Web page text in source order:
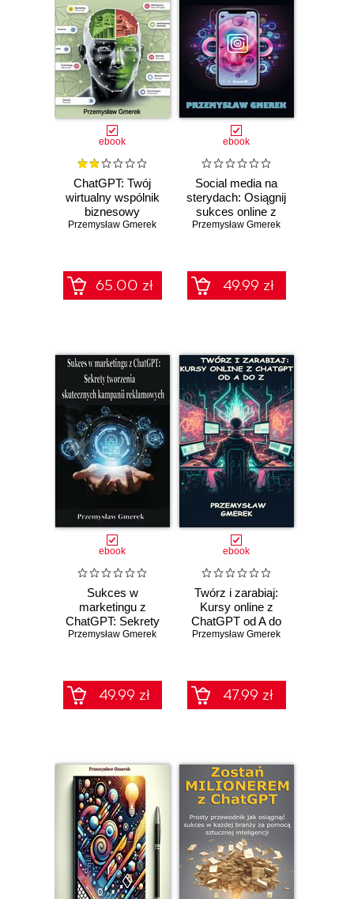
ebook
ChatGPT: Twój
wirtualny wspólnik
biznesowy
Przemysław Gmerek
65.00 zł
ebook
Social media na
sterydach: Osiągnij
sukces online z
ChatGPT
Przemysław Gmerek
49.99 zł
ebook
Sukces w
marketingu z
ChatGPT: Sekrety
tworzenia
reklamowych
Przemysław Gmerek
49.99 zł
ebook
Twórz i zarabiaj:
Kursy online z
ChatGPT od A do
Z
Przemysław Gmerek
47.99 zł